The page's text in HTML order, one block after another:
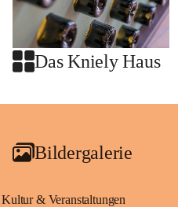
Das Kniely Haus
Bildergalerie
Kultur & Veranstaltungen